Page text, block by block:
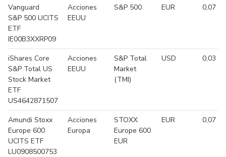
Vanguard
S&P 500 UCITS
ETF
IE00B3XXRP09
Acciones
EEUU
S&P 500 EUR 0,07 %
iShares Core
S&P Total US
Stock Market
ETF
US4642871507
Acciones
EEUU
S&P Total
Market
(TMI)
USD 0,03 %
Amundi Stoxx
Europe 600
UCITS ETF
LU0908500753
Acciones
Europa
STOXX
Europe 600
EUR
EUR 0,07 %